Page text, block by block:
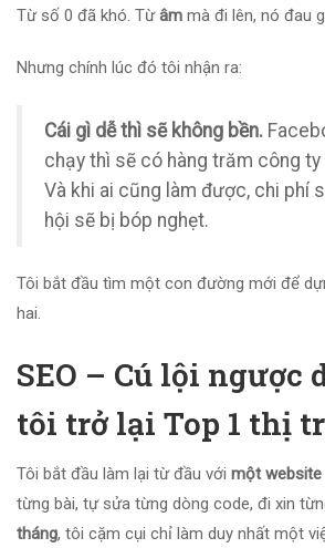
Từ số 0 đã khó. Từâm mà đi lên, nó đau
Nhưng chính lúc đó tôi nhận ra:
Cái gì dễ thì sẽ không bền.
chạy thì sẽ có hàng trăm công ty
Và khi ai cũng làm được, chi phí
hội sẽ bị bóp nghẹt.
Tôi bắt đầu tìm một con đường mới để
hai.
SEO – Cú lội ngược
tôi trở lại Top 1 thị
Tôi bắt đầu làm lại từ đầu với một
từng bài, tự sửa từng dòng code, đi xin
tháng, tôi cặm cụi chỉ làm duy nhất một